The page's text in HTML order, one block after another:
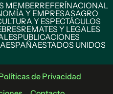
MEMBERREFERÍNACIONAL
Y EMPRESASAGRO
Y ESPECTÁCULOS
REMATES Y LEGALES
PUBLICACIONES
ESPAÑAESTADOS UNIDOS
de Privacidad